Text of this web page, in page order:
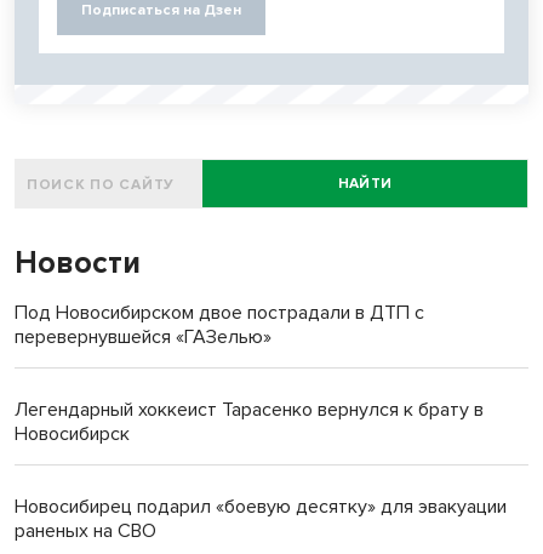
Подписаться на Дзен
НАЙТИ
Новости
Под Новосибирском двое пострадали в ДТП с
перевернувшейся «ГАЗелью»
Легендарный хоккеист Тарасенко вернулся к брату в
Новосибирск
Новосибирец подарил «боевую десятку» для эвакуации
раненых на СВО